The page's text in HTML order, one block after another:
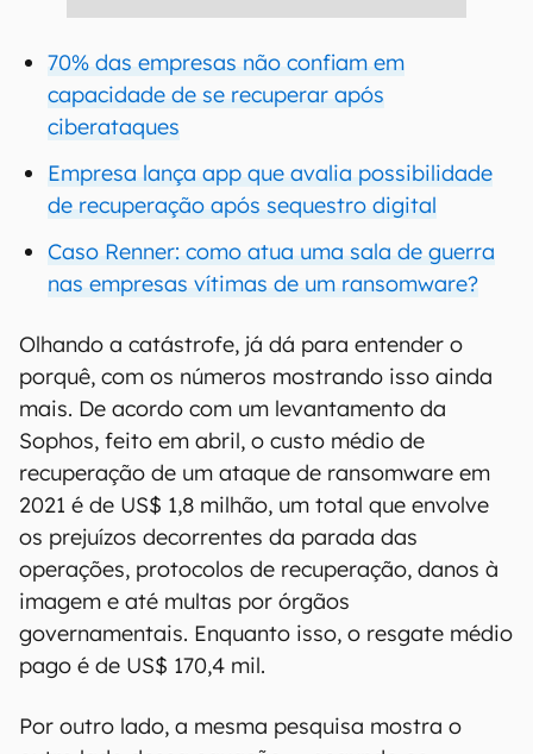
70% das empresas não confiam em
capacidade de se recuperar após
ciberataques
Empresa lança app que avalia possibilidade
de recuperação após sequestro digital
Caso Renner: como atua uma sala de guerra
nas empresas vítimas de um ransomware?
Olhando a catástrofe, já dá para entender o
porquê, com os números mostrando isso ainda
mais. De acordo com um levantamento da
Sophos, feito em abril, o custo médio de
recuperação de um ataque de ransomware em
2021 é de US$ 1,8 milhão, um total que envolve
os prejuízos decorrentes da parada das
operações, protocolos de recuperação, danos à
imagem e até multas por órgãos
governamentais. Enquanto isso, o resgate médio
pago é de US$ 170,4 mil.
Por outro lado, a mesma pesquisa mostra o